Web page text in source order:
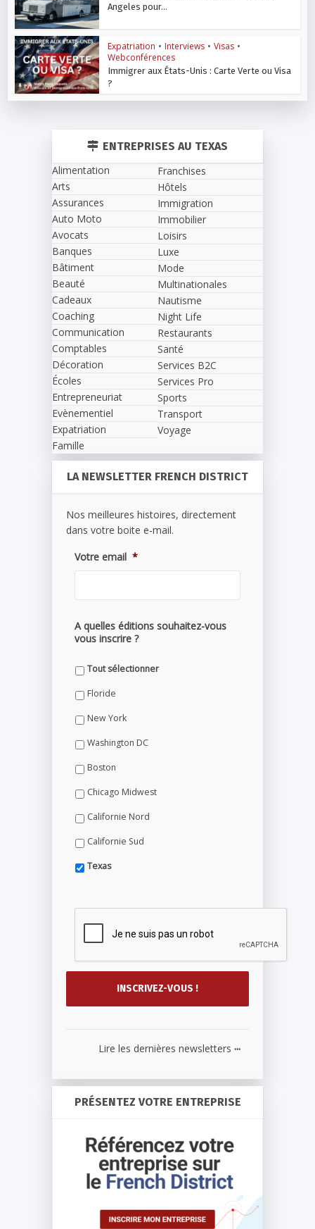
Angeles pour...
Expatriation • Interviews • Visas •
Webconférences
Immigrer aux États-Unis : Carte Verte ou Visa
?
ENTREPRISES AU TEXAS
Alimentation
Arts
Assurances
Auto Moto
Avocats
Banques
Bâtiment
Beauté
Cadeaux
Coaching
Communication
Comptables
Décoration
Écoles
Entrepreneuriat
Evènementiel
Expatriation
Famille
Franchises
Hôtels
Immigration
Immobilier
Loisirs
Luxe
Mode
Multinationales
Nautisme
Night Life
Restaurants
Santé
Services B2C
Services Pro
Sports
Transport
Voyage
LA NEWSLETTER FRENCH DISTRICT
Nos meilleures histoires, directement
dans votre boite e-mail.
Votre email *
A quelles éditions souhaitez-vous
vous inscrire ?
Tout sélectionner
Floride
New York
Washington DC
Boston
Chicago Midwest
Californie Nord
Californie Sud
Texas
Lire les dernières newsletters ...
PRÉSENTEZ VOTRE ENTREPRISE